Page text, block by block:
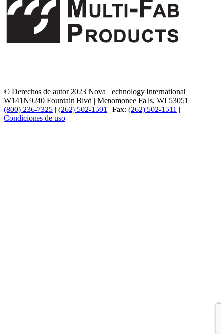
© Derechos de autor 2023 Nova Technology International |
W141N9240 Fountain Blvd | Menomonee Falls, WI 53051
(800) 236-7325 | (262) 502-1591 | Fax: (262) 502-1511 |
Condiciones de uso